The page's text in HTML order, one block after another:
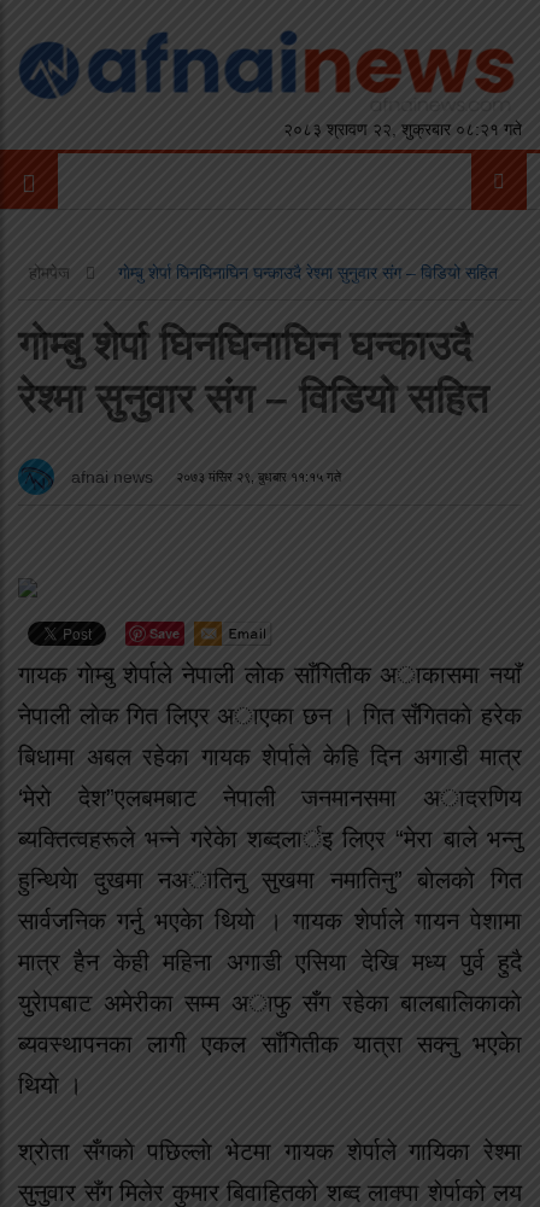
२०८३ श्रावण २२, शुक्रबार ०८:२१ गते
होमपेज गाेम्बु शेर्पा घिनघिनाघिन घन्काउदै रेश्मा सुनुवार संग – विडियो सहित
गाेम्बु शेर्पा घिनघिनाघिन घन्काउदै
रेश्मा सुनुवार संग – विडियो सहित
afnai news २०७३ मंसिर २९, बुधबार ११:१५ गते
Save
गायक गाेम्बु शेर्पाले नेपाली लाेक साँगितीक अाकासमा नयाँ
नेपाली लाेक गित लिएर अाएका छन । गित सँगितकाे हरेक
बिधामा अबल रहेका गायक शेर्पाले केहि दिन अगाडी मात्र
‘मेराे देश”एलबमबाट नेपाली जनमानसमा अादरणिय
ब्यक्तित्वहरूले भन्ने गरेकेा शब्दलार्इ लिएर “मेरा बाले भन्नु
हुन्थियेा दुखमा नअातिनु सुखमा नमातिनु” बाेलकाे गित
सार्वजनिक गर्नु भएकेा थियाे । गायक शेर्पाले गायन पेशामा
मात्र हैन केही महिना अगाडी एसिया देखि मध्य पुर्व हुदै
युरेापबाट अमेरीका सम्म अाफु सँग रहेका बालबालिकाकाे
ब्यवस्थापनका लागी एकल साँगितीक यात्रा सक्नु भएकेा
थियाे ।
श्राेता सँगकाे पछिल्लाे भेटमा गायक शेर्पाले गायिका रेश्मा
सुनुवार सँग मिलेर कुमार बिवाहितकाे शब्द लाक्पा शेर्पाकाे लय